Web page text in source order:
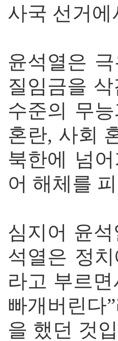
사국 선거
윤석열은
질임금을
수준의 무
혼란, 사회
북한에 넘
어 해체를
심지어 윤
석열은 정
라고 부르
빠개버린다
을 했던 것